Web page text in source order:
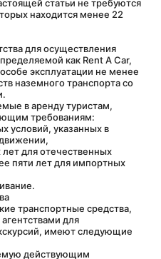
находится менее 22
как Rent A Car,
эксплуатации не менее
наземного транспорта со
требованиям:
пяти лет для импортных
для
имеют следующие